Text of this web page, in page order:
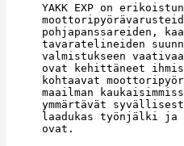
YAKK EXP on
pohjapanssareiden,
tavaratelineiden
valmistukseen
ovat kehittäneet
kohtaavat
maailman
ymmärtävät
laadukas työnjälki ja
ovat.